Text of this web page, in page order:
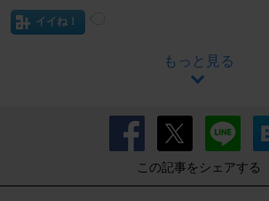
イイね！
もっと見る
この記事をシェアする